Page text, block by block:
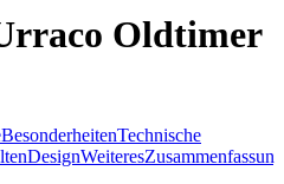
Oldtimer
BesonderheitenTechnische
DesignWeiteresZusammenfassung